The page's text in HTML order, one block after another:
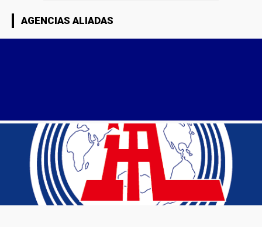
AGENCIAS ALIADAS